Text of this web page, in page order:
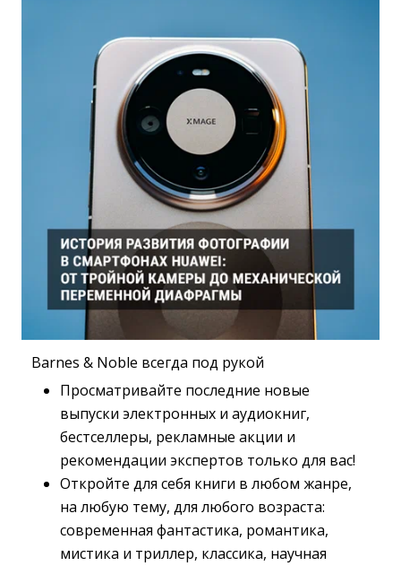
Barnes & Noble всегда под рукой
Просматривайте последние новые
выпуски электронных и аудиокниг,
бестселлеры, рекламные акции и
рекомендации экспертов только для вас!
Откройте для себя книги в любом жанре,
на любую тему, для любого возраста:
современная фантастика, романтика,
мистика и триллер, классика, научная